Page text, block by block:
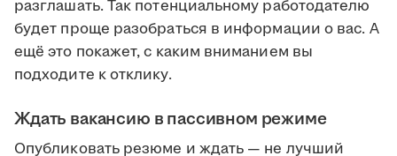
разглашать. Так потенциальному работодателю
будет проще разобраться в информации о вас. А
ещё это покажет, с каким вниманием вы
подходите к отклику.
Ждать вакансию в пассивном режиме
Опубликовать резюме и ждать — не лучший